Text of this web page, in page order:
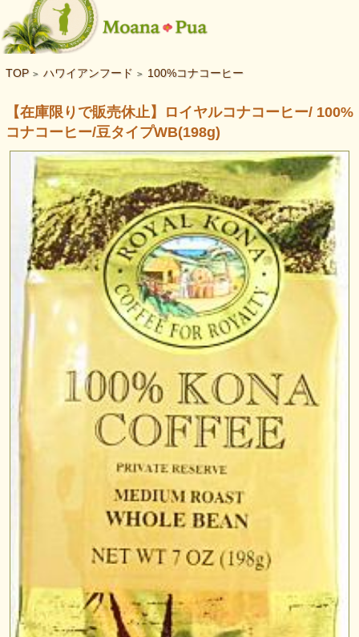
TOP > ハワイアンフード > 100%コナコーヒー
【在庫限りで販売休止】ロイヤルコナコーヒー/ 100%
コナコーヒー/豆タイプWB(198g)